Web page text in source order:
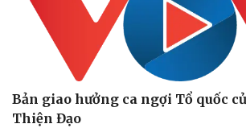
Sức khỏe
Dinh dưỡng - món ngon
Cây thuốc
Nhi khoa
Nam khoa
Đời sống
Nhà đẹp
Blog
Bản giao hưởng ca ngợi Tổ quốc
Thiện Đạo